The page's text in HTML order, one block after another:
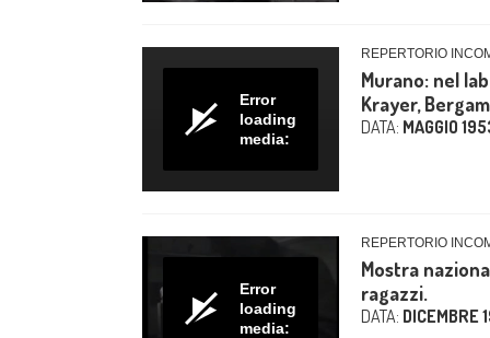
Error
loading
media:
REPERTORIO
Murano: nel
Krayer,
DATA: MAGGIO
Error
loading
media:
REPERTORIO
Mostra
ragazzi.
DATA: DICEMBRE